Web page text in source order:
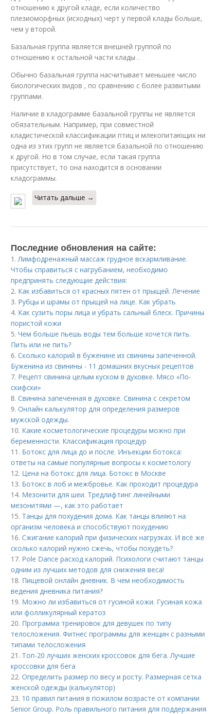
отношению к другой кладе, если количество
плезиоморфных (исходных) черт у первой клады больше,
чем у второй.
Базальная группа является внешней группой по
отношению к остальной части клады .
Обычно базальная группа насчитывает меньшее число
биологических видов , по сравнению с более развитыми
группами.
Наличие в кладограмме базальной группы не является
обязательным. Например, при совместной
кладистической классификации птиц и млекопитающих ни
одна из этих групп не является базальной по отношению
к другой. Но в том случае, если такая группа
присутствует, то она находится в основании
кладограммы.
Читать дальше →
Последние обновления на сайте:
1. Лимфодренажный массаж грудное вскармливание.
Чтобы справиться с нагрубанием, необходимо
предпринять следующие действия:
2. Как избавиться от красных пятен от прыщей. Лечение
3. Рубцы и шрамы от прыщей на лице. Как убрать
4. Как сузить поры лица и убрать сальный блеск. Причины
пористой кожи
5.Чем больше пьешь воды тем больше хочется пить.
Пить или не пить?
6.Сколько калорий в буженине из свинины запеченной.
Буженина из свинины - 11 домашних вкусных рецептов
7. Рецепт свинина целым куском в духовке. Мясо «По-
скифски»
8.Свинина запечённая в духовке. Свинина с секретом
9.Онлайн калькулятор для определения размеров
мужской одежды.
10. Какие косметологические процедуры можно при
беременности. Классификация процедур
11. Ботокс для лица до и после. Инъекции ботокса:
ответы на самые популярные вопросы к косметологу
12. Цена на ботокс для лица. Ботокс в Москве
13. Ботокс в лоб и межбровье. Как проходит процедура
14. Мезонити для шеи. Тредлифтинг линейными
мезонитями —, как это работает
15. Танцы для похудения дома. Как танцы влияют на
организм человека и способствуют похудению
16.Сжигание калорий при физических нагрузках. И всё же
сколько калорий нужно сжечь, чтобы похудеть?
17. Pole Dance расход калорий. Психологи считают танцы
одним из лучших методов для снижения веса!
18. Пищевой онлайн дневник. В чем необходимость
ведения дневника питания?
19. Можно ли избавиться от гусиной кожи. Гусиная кожа
или фолликулярный кератоз
20. Программа тренировок для девушек по типу
телосложения. Фитнес программы для женщин с разными
типами телосложения
21. Топ-20 лучших женских кроссовок для бега. Лучшие
кроссовки для бега
22.Определить размер по весу и росту. Размерная сетка
женской одежды (калькулятор)
23. 10 правил питания в пожилом возрасте от компании
Senior Group. Роль правильного питания для поддержания